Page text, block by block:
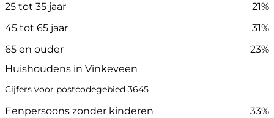
25 tot 35 jaar
21%
45 tot 65 jaar
31%
65 en ouder
23%
Huishoudens in Vinkeveen
Cijfers voor postcodegebied 3645
Eenpersoons zonder kinderen
33%